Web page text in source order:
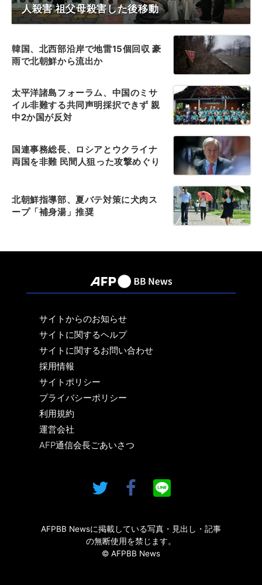
人殺害 祖父母殺害した後移動
韓国、北西部沿岸で地雷15個回収 豪
雨で北朝鮮から流出か
太平洋諸島フォーラム、中国のミサ
イル非難する共同声明採択できず 親
中2か国が反対
国連事務総長、ロシアとウクライナ
両国を非難 民間人狙った攻撃めぐり
北朝鮮指導部、夏バテ対策に犬肉ス
ープ「補身湯」推奨
サイトからのお知らせ
サイトに関するヘルプ
サイトに関するお問い合わせ
採用情報
サイトポリシー
プライバシーポリシー
利用規約
運営会社
AFP通信会長ごあいさつ
AFPBB Newsに掲載している写真・見出し・記事
の無断使用を禁じます。
© AFPBB News